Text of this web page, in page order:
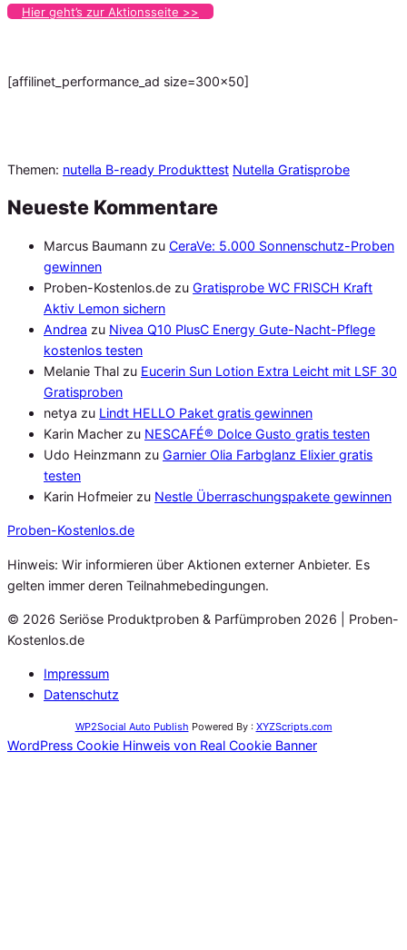
Hier geht’s zur Aktionsseite >>
[affilinet_performance_ad size=300×50]
Themen: nutella B-ready Produkttest Nutella Gratisprobe
Neueste Kommentare
Marcus Baumann zu CeraVe: 5.000 Sonnenschutz-Proben
gewinnen
Proben-Kostenlos.de zu Gratisprobe WC FRISCH Kraft
Aktiv Lemon sichern
Andrea zu Nivea Q10 PlusC Energy Gute-Nacht-Pflege
kostenlos testen
Melanie Thal zu Eucerin Sun Lotion Extra Leicht mit LSF 30
Gratisproben
netya zu Lindt HELLO Paket gratis gewinnen
Karin Macher zu NESCAFÉ® Dolce Gusto gratis testen
Udo Heinzmann zu Garnier Olia Farbglanz Elixier gratis
testen
Karin Hofmeier zu Nestle Überraschungspakete gewinnen
Proben-Kostenlos.de
Hinweis: Wir informieren über Aktionen externer Anbieter. Es
gelten immer deren Teilnahmebedingungen.
© 2026 Seriöse Produktproben & Parfümproben 2026 | Proben-
Kostenlos.de
Impressum
Datenschutz
WP2Social Auto Publish Powered By : XYZScripts.com
WordPress Cookie Hinweis von Real Cookie Banner